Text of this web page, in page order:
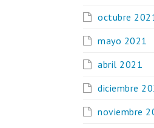
octubre
mayo 2021
abril 2021
diciembre
noviembre